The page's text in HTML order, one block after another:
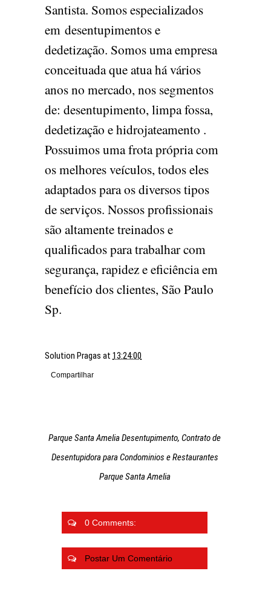
Santista. Somos especializados
em desentupimentos e
dedetização. Somos uma empresa
conceituada que atua há vários
anos no mercado, nos segmentos
de: desentupimento, limpa fossa,
dedetização e hidrojateamento .
Possuimos uma frota própria com
os melhores veículos, todos eles
adaptados para os diversos tipos
de serviços. Nossos profissionais
são altamente treinados e
qualificados para trabalhar com
segurança, rapidez e eficiência em
benefício dos clientes, São Paulo
Sp.
Solution Pragas at 13:24:00
Compartilhar
Parque Santa Amelia Desentupimento, Contrato de
Desentupidora para Condominios e Restaurantes
Parque Santa Amelia
0 Comments:
Postar Um Comentário